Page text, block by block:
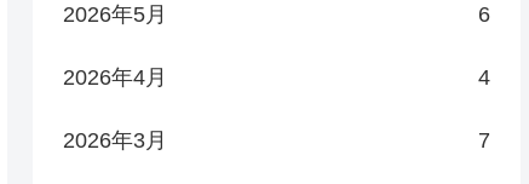
2026年5月 6
2026年4月 4
2026年3月 7